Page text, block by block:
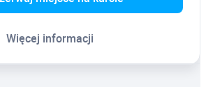
Więcej informacji